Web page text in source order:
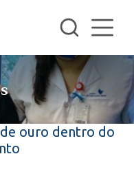
ouro dentro do